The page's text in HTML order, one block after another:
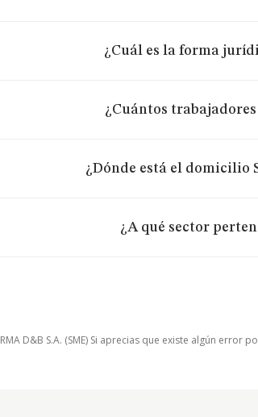
¿Cuál es la forma
¿Cuántos
¿Dónde está el domicilio
¿A qué sector
D&B S.A. (SME) Si aprecias que existe algún